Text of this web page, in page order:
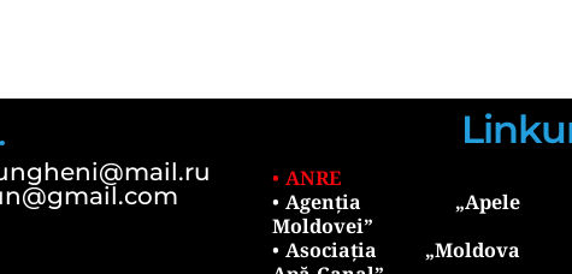
ANRE
Agenția „Apele
Moldovei”
Asociația „Moldova